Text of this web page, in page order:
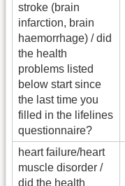
stroke (brain
infarction, brain
haemorrhage) / did
the health
problems listed
below start since
the last time you
filled in the lifelines
questionnaire?
heart failure/heart
muscle disorder /
did the health